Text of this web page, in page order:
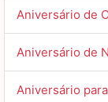
Aniversário de
Aniversário de
Aniversário